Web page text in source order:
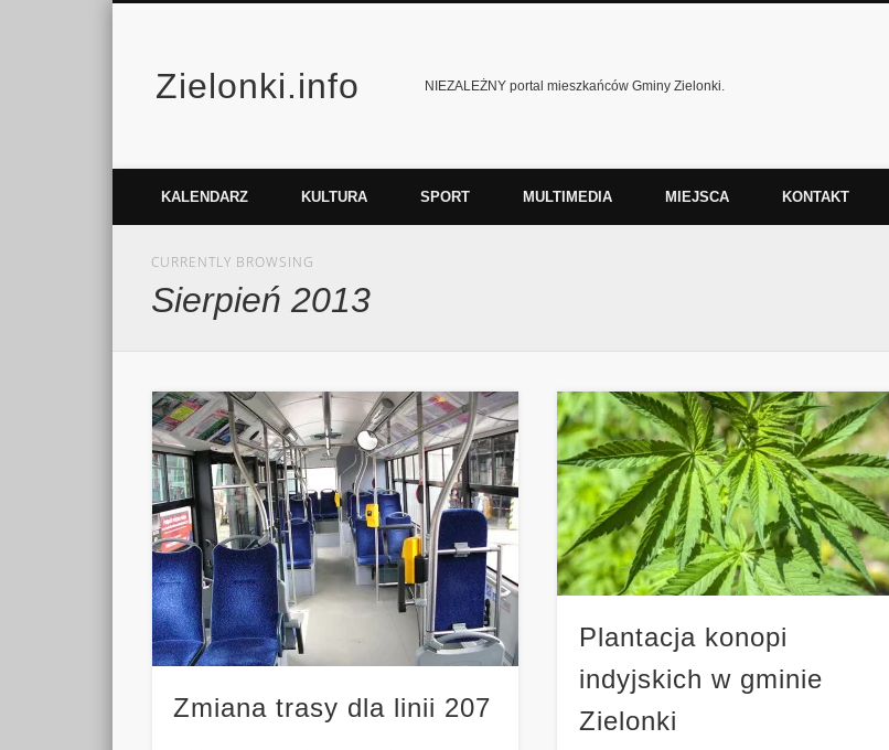
Zielonki.info NIEZALEŻNY portal mieszkańców Gminy Zielonki.
FacebookVimeo
KALENDARZ KULTURA SPORT MULTIMEDIA MIEJSCA KONTAKT
CURRENTLY BROWSING
Sierpień 2013
Zmiana trasy dla linii 207
Plantacja konopi
indyjskich w gminie
Zielonki